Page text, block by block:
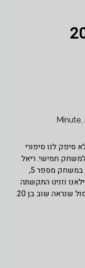
ביורוליג לא סיפק לנו סיפורי
חמישי. ריאל
מדריד הצליחה להפסיד לאחר ששלטה במשחק מספר 5,
וזניט התקשתה
שנראה שוב בן 20.